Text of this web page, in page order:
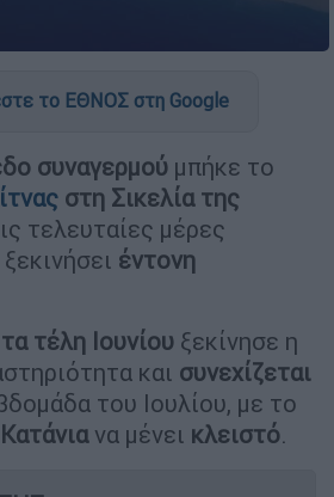
το ΕΘΝΟΣ στη Google
συναγερμού μπήκε το
στη Σικελία της
τελευταίες μέρες
έντονη
τέλη Ιουνίου ξεκίνησε η
και συνεχίζεται
του Ιουλίου, με το
να μένει κλειστό.